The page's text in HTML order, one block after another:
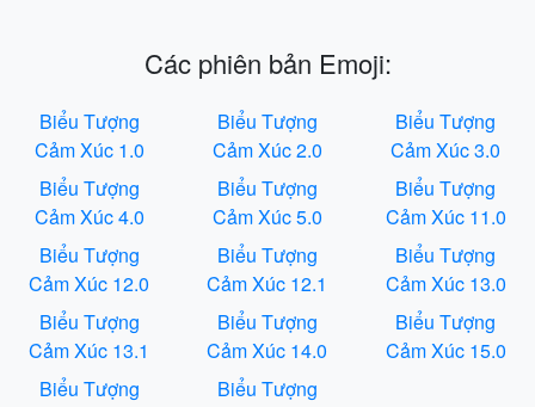
Các phiên bản Emoji:
Biểu Tượng
Cảm Xúc 1.0
Biểu Tượng
Cảm Xúc 2.0
Biểu Tượng
Cảm Xúc 3.0
Biểu Tượng
Cảm Xúc 4.0
Biểu Tượng
Cảm Xúc 5.0
Biểu Tượng
Cảm Xúc 11.0
Biểu Tượng
Cảm Xúc 12.0
Biểu Tượng
Cảm Xúc 12.1
Biểu Tượng
Cảm Xúc 13.0
Biểu Tượng
Cảm Xúc 13.1
Biểu Tượng
Cảm Xúc 14.0
Biểu Tượng
Cảm Xúc 15.0
Biểu Tượng
Biểu Tượng